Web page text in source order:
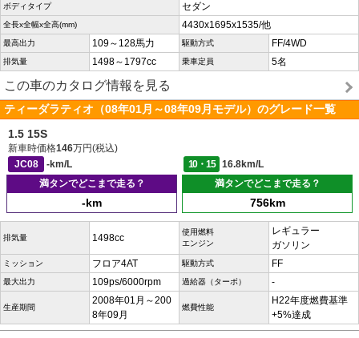
ボディタイプ セダン
全長x全幅x全高(mm) 4430x1695x1535/他
最高出力 109～128馬力 駆動方式 FF/4WD
排気量 1498～1797cc 乗車定員 5名
この車のカタログ情報を見る
ティーダラティオ（08年01月～08年09月モデル）のグレード一覧
1.5 15S
新車時価格146万円(税込)
JC08
-km/L 10・15
16.8km/L
満タンでどこまで走る？
-km
満タンでどこまで走る？
756km
排気量 1498cc
使用燃料
エンジン
レギュラー
ガソリン
ミッション フロア4AT 駆動方式 FF
最大出力 109ps/6000rpm 過給器（ターボ） -
生産期間
2008年01月～200
8年09月
燃費性能
H22年度燃費基準
+5%達成